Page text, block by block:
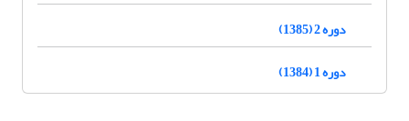
دوره 2 (1385)
دوره 1 (1384)